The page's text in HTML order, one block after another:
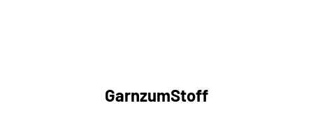
GarnzumStoff